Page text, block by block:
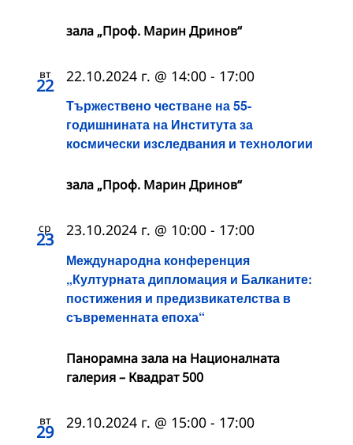
зала „Проф. Марин Дринов“
вт
22
Тържествено честване на 55-
годишнината на Института за
космически изследвания и технологии
22.10.2024 г. @ 14:00 - 17:00
зала „Проф. Марин Дринов“
ср
23
Международна конференция
„Културната дипломация и Балканите:
постижения и предизвикателства в
съвременната епоха“
23.10.2024 г. @ 10:00 - 17:00
Панорамна зала на Националната
галерия – Квадрат 500
вт
29 29.10.2024 г. @ 15:00 - 17:00